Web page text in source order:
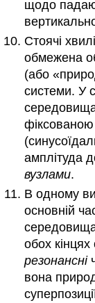
щодо
Стоячі
обмежена
(або
системи. У
амплітуда
вузлами.
В одному
основній
обох
резонансні
вона